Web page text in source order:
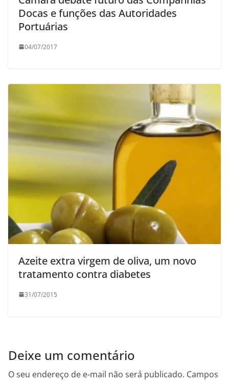
Docas e funções das Autoridades
Portuárias
04/07/2017
Azeite extra virgem de oliva, um novo
tratamento contra diabetes
31/07/2015
Deixe um comentário
O seu endereço de e-mail não será publicado. Campos